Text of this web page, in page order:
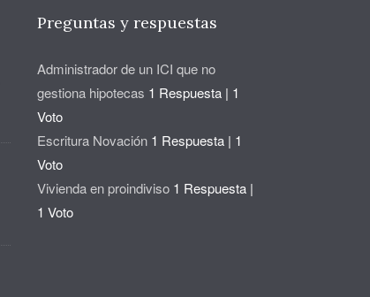
Preguntas y respuestas
Administrador de un ICI que no
gestiona hipotecas 1 Respuesta | 1
Voto
Escritura Novación 1 Respuesta | 1
Voto
Vivienda en proindiviso 1 Respuesta |
1 Voto